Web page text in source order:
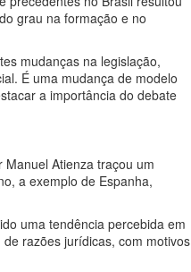
grau na formação e no
mudanças na legislação,
É uma mudança de modelo
a importância do debate
Atienza traçou um
a exemplo de Espanha,
uma tendência percebida em
razões jurídicas, com motivos